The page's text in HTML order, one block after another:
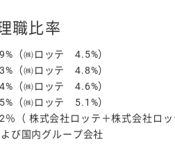
職比率
（㈱ロッテ 4.5%）
（㈱ロッテ 4.8%）
（㈱ロッテ 4.6%）
（㈱ロッテ 5.1%）
（ 株式会社ロッテ＋株式会社ロッ
び国内グループ会社